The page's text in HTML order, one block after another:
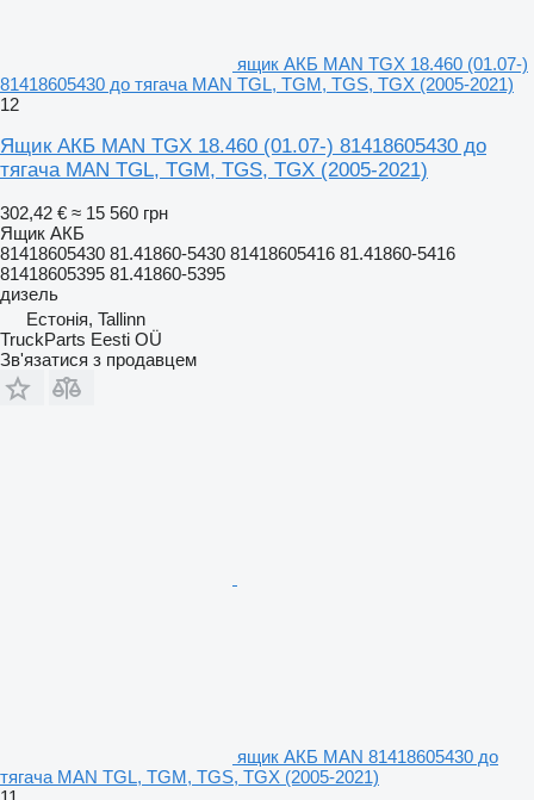
ящик АКБ MAN TGX 18.460 (01.07-)
81418605430 до тягача MAN TGL, TGM, TGS, TGX (2005-2021)
12
Ящик АКБ MAN TGX 18.460 (01.07-) 81418605430 до
тягача MAN TGL, TGM, TGS, TGX (2005-2021)
302,42 € ≈ 15 560 грн
Ящик АКБ
81418605430 81.41860-5430 81418605416 81.41860-5416
81418605395 81.41860-5395
дизель
Естонія, Tallinn
TruckParts Eesti OÜ
Зв'язатися з продавцем
ящик АКБ MAN 81418605430 до
тягача MAN TGL, TGM, TGS, TGX (2005-2021)